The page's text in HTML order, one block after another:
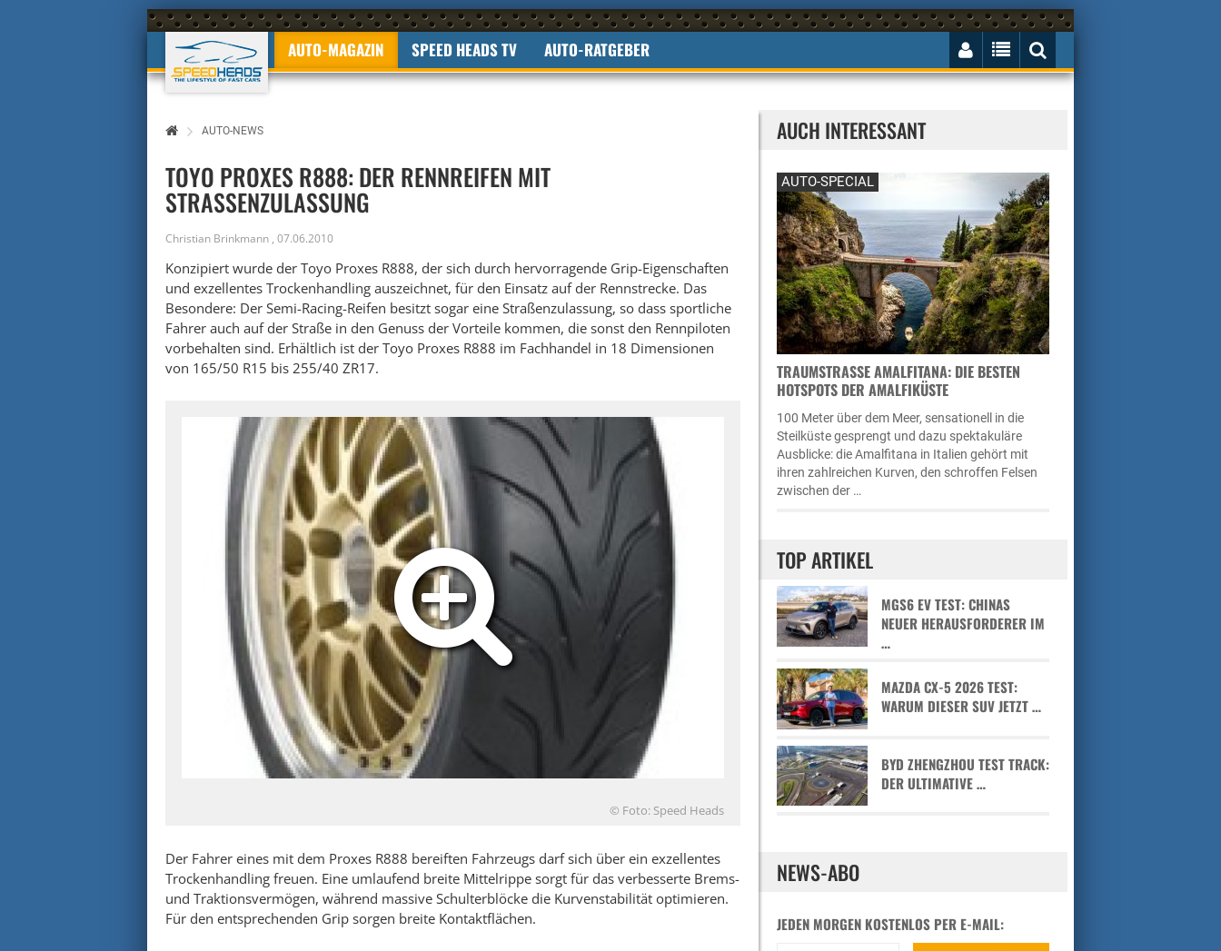
AUTO-MAGAZIN SPEED HEADS TV AUTO-RATGEBER
AUTO-NEWS
TOYO PROXES R888: DER RENNREIFEN MIT
STRASSENZULASSUNG
Christian Brinkmann , 07.06.2010
Konzipiert wurde der Toyo Proxes R888, der sich durch hervorragende Grip-Eigenschaften
und exzellentes Trockenhandling auszeichnet, für den Einsatz auf der Rennstrecke. Das
Besondere: Der Semi-Racing-Reifen besitzt sogar eine Straßenzulassung, so dass sportliche
Fahrer auch auf der Straße in den Genuss der Vorteile kommen, die sonst den Rennpiloten
vorbehalten sind. Erhältlich ist der Toyo Proxes R888 im Fachhandel in 18 Dimensionen
von 165/50 R15 bis 255/40 ZR17.
© Foto: Speed Heads
Der Fahrer eines mit dem Proxes R888 bereiften Fahrzeugs darf sich über ein exzellentes
Trockenhandling freuen. Eine umlaufend breite Mittelrippe sorgt für das verbesserte Brems-
und Traktionsvermögen, während massive Schulterblöcke die Kurvenstabilität optimieren.
Für den entsprechenden Grip sorgen breite Kontaktflächen.
AUCH INTERESSANT
AUTO-SPECIAL
TRAUMSTRASSE AMALFITANA: DIE BESTEN H
OTSPOTS DER AMALFIKÜSTE
100 Meter über dem Meer, sensationell in die
Steilküste gesprengt und dazu spektakuläre
Ausblicke: die Amalfitana in Italien gehört mit
ihren zahlreichen Kurven, den schroffen Felsen
zwischen der …
TOP ARTIKEL
MGS6 EV TEST: CHINAS
NEUER HERAUSFORDERER IM
…
MAZDA CX-5 2026 TEST:
WARUM DIESER SUV JETZT …
BYD ZHENGZHOU TEST TRACK:
DER ULTIMATIVE …
NEWS-ABO
JEDEN MORGEN KOSTENLOS PER E-MAIL: